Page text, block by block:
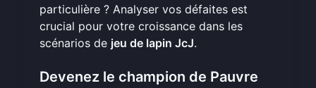
particulière ? Analyser vos défaites est
crucial pour votre croissance dans les
scénarios de jeu de lapin JcJ.
Devenez le champion de Pauvre